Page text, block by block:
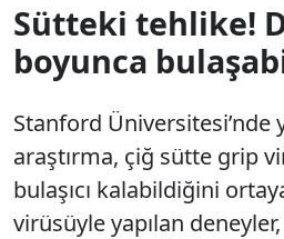
Sütteki tehlike!
boyunca
Stanford Üniversitesi’nde
araştırma, çiğ sütte grip
bulaşıcı kalabildiğini
virüsüyle yapılan